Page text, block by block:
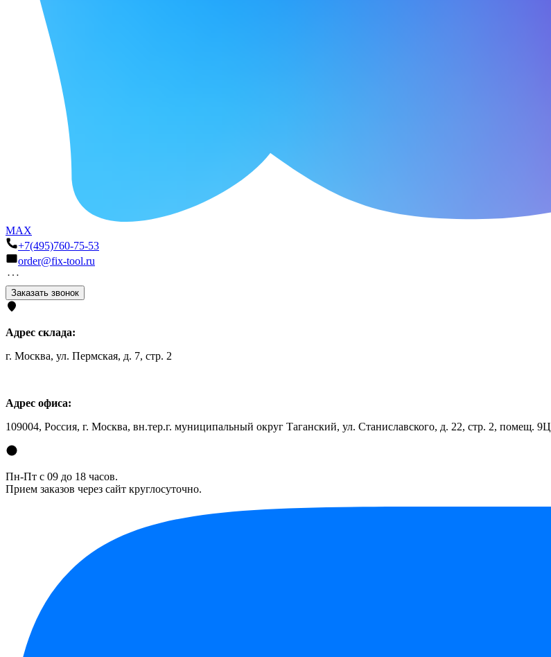
MAX
+7(495)760-75-53
order@fix-tool.ru
Заказать звонок
Адрес склада:
г. Москва, ул. Пермская, д. 7, стр. 2
Адрес офиса:
109004, Россия, г. Москва, вн.тер.г. муниципальный округ Таганский, ул. Станиславского, д. 22, стр. 2, помещ. 9Ц
Пн-Пт с 09 до 18 часов.
Прием заказов через сайт круглосуточно.